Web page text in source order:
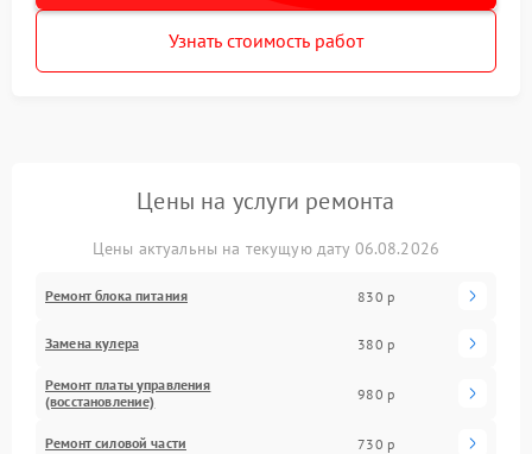
Узнать стоимость работ
Цены на услуги ремонта
Цены актуальны на текущую дату 06.08.2026
Ремонт блока питания 830 р
Замена кулера 380 р
Ремонт платы управления
(восстановление)
980 р
Ремонт силовой части 730 р